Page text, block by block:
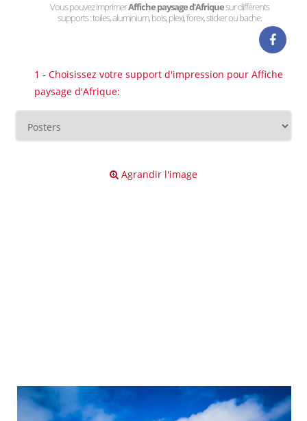
Vous pouvez imprimerAffiche paysage d'Afriquesur différents
supports : toiles, aluminium, bois, plexi, forex, sticker ou bache.
1 - Choisissez votre support d'impression pour Affiche
paysage d'Afrique:
Agrandir l'image